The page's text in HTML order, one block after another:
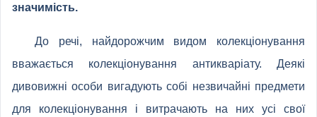
значимість.
До речі, найдорожчим видом колекціонування
вважається колекціонування антикваріату. Деякі
дивовижні особи вигадують собі незвичайні предмети
для колекціонування і витрачають на них усі свої